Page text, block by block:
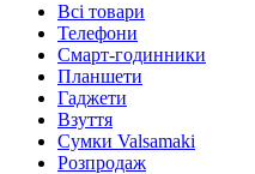
Всі товари
Телефони
Смарт-годинники
Планшети
Гаджети
Взуття
Сумки Valsamaki
Розпродаж